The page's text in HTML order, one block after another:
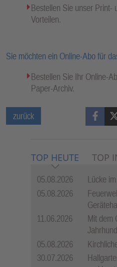
Bestellen Sie unser Print-
Vorteilen.
Sie möchten ein Online-Abo für
Bestellen Sie Ihr Online-
Paper-Archiv.
zurück Facebook
X
TOP HEUTE TOP
05.08.2026
Lücke
05.08.2026
11.06.2026
Mit dem
05.08.2026
30.07.2026